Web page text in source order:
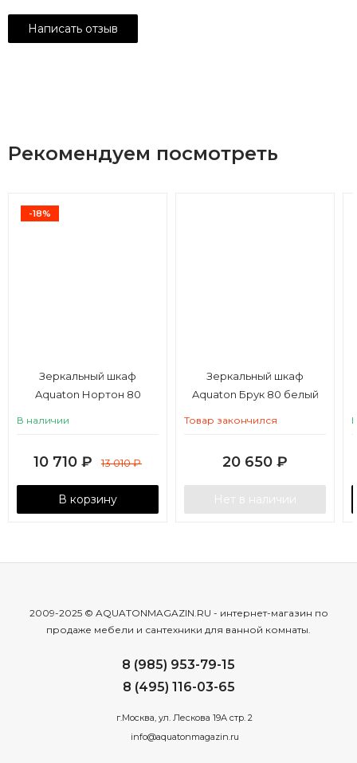
Рекомендуем посмотреть
-18%
Зеркальный шкаф
Aquaton Нортон 80
В наличии
10 710 ₽ 13 010₽
В корзину
Зеркальный шкаф
Aquaton Брук 80 белый
Товар закончился
20 650 ₽
Нет в наличии
2009-2025 © AQUATONMAGAZIN.RU - интернет-магазин по
продаже мебели и сантехники для ванной комнаты.
8 (985) 953-79-15
8 (495) 116-03-65
г.Москва, ул. Лескова 19А стр. 2
info@aquatonmagazin.ru